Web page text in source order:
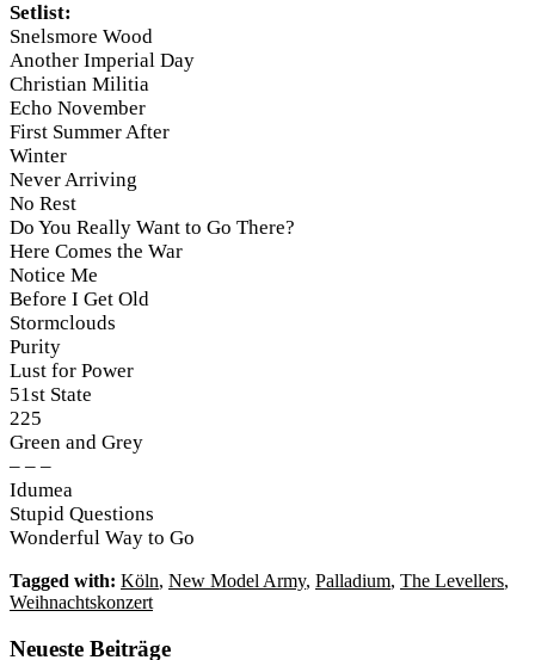
Setlist:
Snelsmore Wood
Another Imperial Day
Christian Militia
Echo November
First Summer After
Winter
Never Arriving
No Rest
Do You Really Want to Go There?
Here Comes the War
Notice Me
Before I Get Old
Stormclouds
Purity
Lust for Power
51st State
225
Green and Grey
– – –
Idumea
Stupid Questions
Wonderful Way to Go
Tagged with: Köln, New Model Army, Palladium, The Levellers,
Weihnachtskonzert
Neueste Beiträge